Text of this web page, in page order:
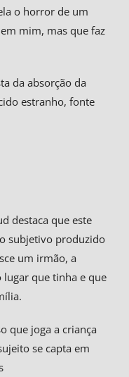
o horror de um
mim, mas que faz
da absorção da
estranho, fonte
destaca que este
subjetivo produzido
um irmão, a
lugar que tinha e que
que joga a criança
se capta em